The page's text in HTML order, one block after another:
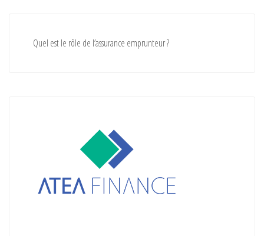
Quel est le rôle de l’assurance emprunteur ?